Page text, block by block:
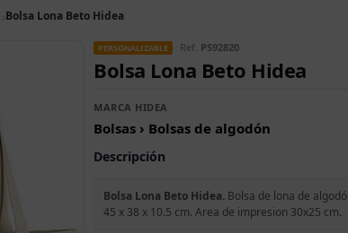
Bolsa Lona Beto Hidea
PERSONALIZABLE Ref. PS92820
Bolsa Lona Beto Hidea
MARCA HIDEA
Bolsas › Bolsas de algodón
Descripción
Bolsa Lona Beto Hidea. Bolsa de lona de
45 x 38 x 10.5 cm. Area de impresion 30x25 cm.